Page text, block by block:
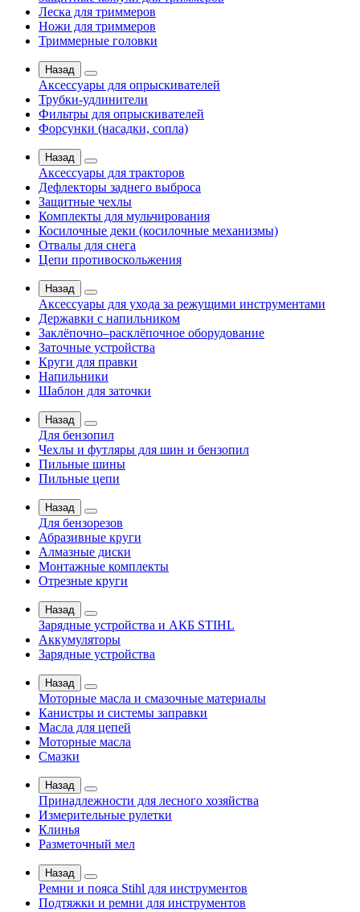
Леска для триммеров
Ножи для триммеров
Триммерные головки
Назад
Аксессуары для опрыскивателей
Трубки-удлинители
Фильтры для опрыскивателей
Форсунки (насадки, сопла)
Назад
Аксессуары для тракторов
Дефлекторы заднего выброса
Защитные чехлы
Комплекты для мульчирования
Косилочные деки (косилочные механизмы)
Отвалы для снега
Цепи противоскольжения
Назад
Аксессуары для ухода за режущими инструментами
Державки с напильником
Заклёпочно–расклёпочное оборудование
Заточные устройства
Круги для правки
Напильники
Шаблон для заточки
Назад
Для бензопил
Чехлы и футляры для шин и бензопил
Пильные шины
Пильные цепи
Назад
Для бензорезов
Абразивные круги
Алмазные диски
Монтажные комплекты
Отрезные круги
Назад
Зарядные устройства и АКБ STIHL
Аккумуляторы
Зарядные устройства
Назад
Моторные масла и смазочные материалы
Канистры и системы заправки
Масла для цепей
Моторные масла
Смазки
Назад
Принадлежности для лесного хозяйства
Измерительные рулетки
Клинья
Разметочный мел
Назад
Ремни и пояса Stihl для инструментов
Подтяжки и ремни для инструментов